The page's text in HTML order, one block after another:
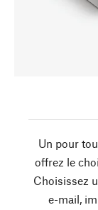
Un pour
offrez le
Choisissez
e-mail,